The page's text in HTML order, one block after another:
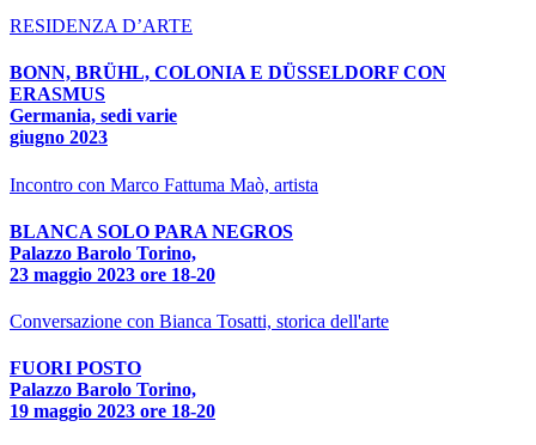
RESIDENZA D’ARTE
BONN, BRÜHL, COLONIA E DÜSSELDORF CON
ERASMUS
Germania, sedi varie
giugno 2023
Incontro con Marco Fattuma Maò, artista
BLANCA SOLO PARA NEGROS
Palazzo Barolo Torino,
23 maggio 2023 ore 18-20
Conversazione con Bianca Tosatti, storica dell'arte
FUORI POSTO
Palazzo Barolo Torino,
19 maggio 2023 ore 18-20